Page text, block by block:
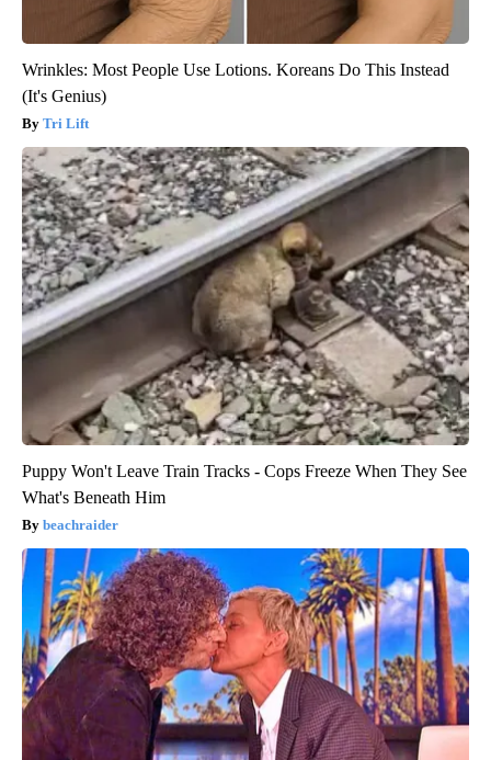
Wrinkles: Most People Use Lotions. Koreans Do This Instead
(It's Genius)
Tri Lift
Puppy Won't Leave Train Tracks - Cops Freeze When They See
What's Beneath Him
beachraider